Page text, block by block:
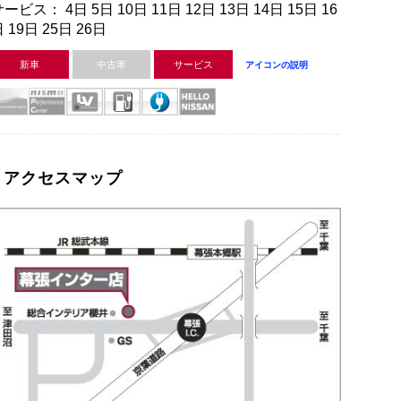
ービス： 4日 5日 10日 11日 12日 13日 14日 15日 16
19日 25日 26日
新車 中古車 サービス アイコンの説明
アクセスマップ